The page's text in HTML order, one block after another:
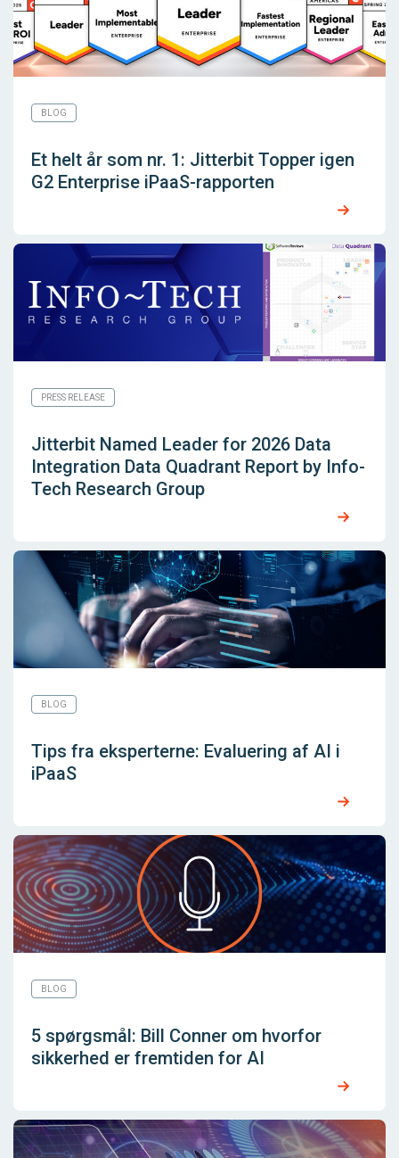
BLOG
Et helt år som nr. 1: Jitterbit Topper igen
G2 Enterprise iPaaS-rapporten
PRESS RELEASE
Jitterbit Named Leader for 2026 Data
Integration Data Quadrant Report by Info-
Tech Research Group
BLOG
Tips fra eksperterne: Evaluering af AI i
iPaaS
BLOG
5 spørgsmål: Bill Conner om hvorfor
sikkerhed er fremtiden for AI